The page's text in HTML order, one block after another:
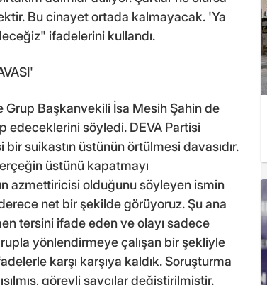
Bu cinayet ortada kalmayacak. 'Ya
ifadelerini kullandı.
Başkanvekili İsa Mesih Şahin de
edeceklerini söyledi. DEVA Partisi
suikastın üstünün örtülmesi davasıdır.
üstünü kapatmayı
azmettiricisi olduğunu söyleyen ismin
net bir şekilde görüyoruz. Şu ana
tersini ifade eden ve olayı sadece
yönlendirmeye çalışan bir şekliyle
karşı karşıya kaldık. Soruşturma
görevli savcılar değiştirilmiştir.